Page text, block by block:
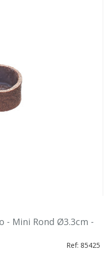
- Mini Rond Ø3.3cm -
Ref: 85425